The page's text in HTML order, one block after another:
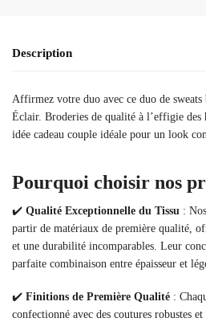
Description
Affirmez votre duo avec ce duo de
Éclair. Broderies de qualité à l’effigie des
idée cadeau couple idéale pour un look
Pourquoi choisir nos
✔️ Qualité Exceptionnelle du Tissu :
partir de matériaux de première qualité,
et une durabilité incomparables. Leur
parfaite combinaison entre épaisseur et
✔️ Finitions de Première Qualité :
confectionné avec des coutures robustes